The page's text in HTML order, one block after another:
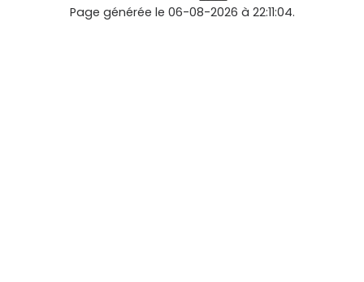
Page générée le 06-08-2026 à 22:11:04.